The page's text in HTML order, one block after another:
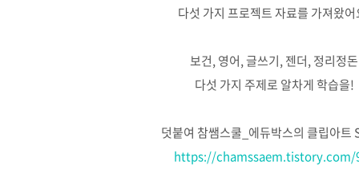
다섯 가지 프로젝트 자료를 가져왔
보건, 영어, 글쓰기, 젠더, 정리정돈
다섯 가지 주제로 알차게 학습을!
덧붙여 참쌤스쿨_에듀박스의 클립아트
https://chamssaem.tistory.com/